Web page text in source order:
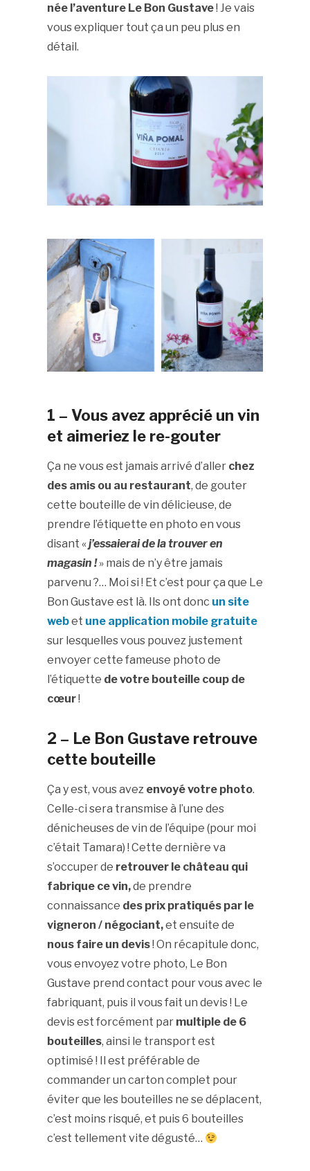
née l’aventure Le Bon Gustave! Je vais
vous expliquer tout ça un peu plus en
détail.
1 – Vous avez apprécié un vin
et aimeriez le re-gouter
Ça ne vous est jamais arrivé d’aller chez
des amis ou au restaurant, de gouter
cette bouteille de vin délicieuse, de
prendre l’étiquette en photo en vous
disant «j’essaierai de la trouver en
magasin !» mais de n’y être jamais
parvenu ?… Moi si ! Et c’est pour ça que Le
Bon Gustave est là. Ils ont donc un site
webet une application mobile gratuite
sur lesquelles vous pouvez justement
envoyer cette fameuse photo de
l’étiquette de votre bouteille coup de
cœur!
2 – Le Bon Gustave retrouve
cette bouteille
Ça y est, vous avezenvoyé votre photo.
Celle-ci sera transmise à l’une des
dénicheuses de vin de l’équipe (pour moi
c’était Tamara) ! Cette dernière va
s’occuper de retrouver le château qui
fabrique ce vin,de prendre
connaissance des prix pratiqués par le
vigneron / négociant,et ensuite de
nous faire un devis! On récapitule donc,
vous envoyez votre photo, Le Bon
Gustave prend contact pour vous avec le
fabriquant, puis il vous fait un devis ! Le
devis est forcément par multiple de 6
bouteilles, ainsi le transport est
optimisé ! Il est préférable de
commander un carton complet pour
éviter que les bouteilles ne se déplacent,
c’est moins risqué, et puis 6 bouteilles
c’est tellement vite dégusté…